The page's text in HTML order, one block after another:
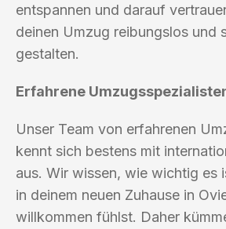
entspannen und darauf
deinen Umzug reibungslos und
gestalten.
Erfahrene
Unser Team von erfahrenen
kennt sich bestens mit
aus. Wir wissen, wie wichtig es
in deinem neuen Zuhause in
willkommen fühlst. Daher